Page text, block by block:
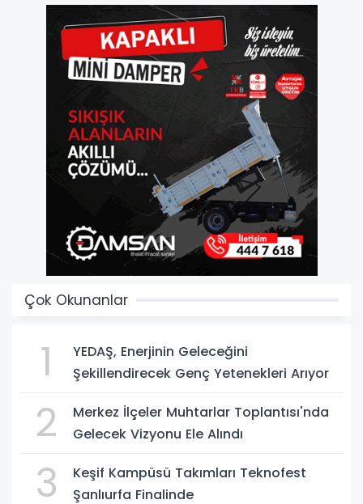
Çok Okunanlar
1
YEDAŞ, Enerjinin Geleceğini
Şekillendirecek Genç Yetenekleri Arıyor
2
Merkez İlçeler Muhtarlar Toplantısı'nda
Gelecek Vizyonu Ele Alındı
3
Keşif Kampüsü Takımları Teknofest
Şanlıurfa Finalinde